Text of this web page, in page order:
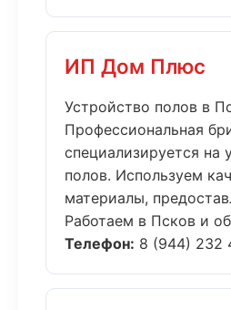
ИП Дом Плюс
Устройство полов в
Профессиональная
специализируется на
полов. Используем
материалы,
Работаем в Псков и
Телефон: 8 (944) 232